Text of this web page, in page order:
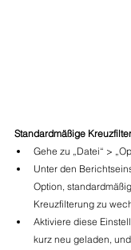
Standardmäßige
Gehe zu „Datei“ >
Unter den
Option,
Kreuzfilterung zu
Aktiviere diese
kurz neu geladen,